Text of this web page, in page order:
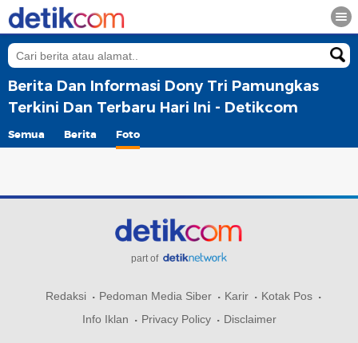
Berita Dan Informasi Dony Tri Pamungkas
Terkini Dan Terbaru Hari Ini - Detikcom
Semua Berita Foto
part of
Redaksi Pedoman Media Siber Karir
Kotak Pos
Info Iklan
Privacy Policy Disclaimer